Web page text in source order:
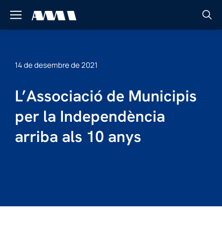
14 de desembre de 2021
L’Associació de Municipis
per la Independència
arriba als 10 anys